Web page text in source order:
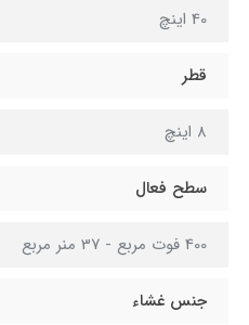
40 اینچ
قطر
8 اینچ
سطح فعال
400 فوت مربع - 37 منر مربع
جنس غشاء